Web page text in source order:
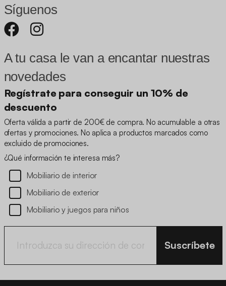
Síguenos
A tu casa le van a encantar nuestras
novedades
Regístrate para conseguir un 10% de
descuento
Oferta válida a partir de 200€ de compra. No acumulable a otras
ofertas y promociones. No aplica a productos marcados como
excluido de promociones.
¿Qué información te interesa más?
Mobiliario de interior
Mobiliario de exterior
Mobiliario y juegos para niños
Suscríbete